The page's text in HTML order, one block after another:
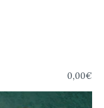
0,00€